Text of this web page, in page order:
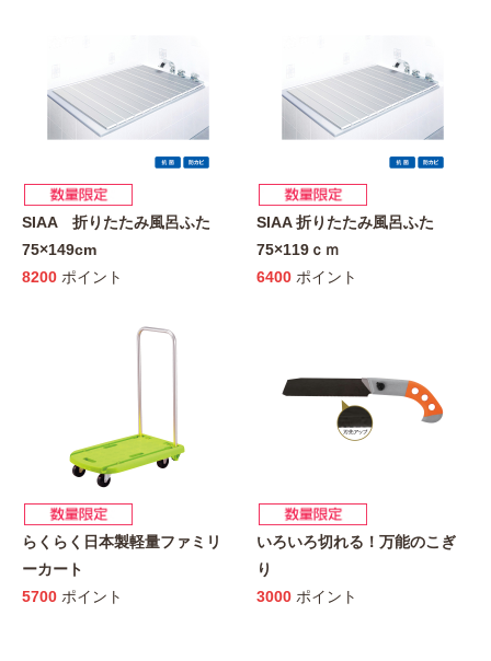
SIAA 折りたたみ風呂ふた
75×149cm
8200 ポイント
SIAA 折りたたみ風呂ふた
75×119ｃｍ
6400 ポイント
らくらく日本製軽量ファミリ
ーカート
5700 ポイント
いろいろ切れる！万能のこぎ
り
3000 ポイント